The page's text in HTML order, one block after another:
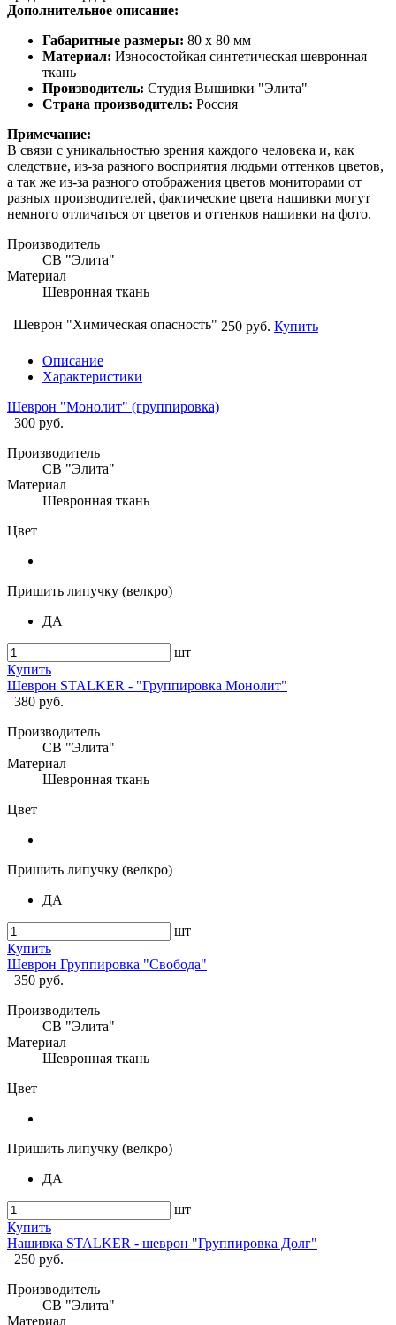
Дополнительное описание:
Габаритные размеры: 80 х 80 мм
Материал: Износостойкая синтетическая шевронная
ткань
Производитель: Студия Вышивки "Элита"
Страна производитель: Россия
Примечание:
В связи с уникальностью зрения каждого человека и, как
следствие, из-за разного восприятия людьми оттенков цветов,
а так же из-за разного отображения цветов мониторами от
разных производителей, фактические цвета нашивки могут
немного отличаться от цветов и оттенков нашивки на фото.
Производитель
СВ "Элита"
Материал
Шевронная ткань
Шеврон "Химическая опасность" 250 руб. Купить
Описание
Характеристики
Шеврон "Монолит" (группировка)
300 руб.
Производитель
СВ "Элита"
Материал
Шевронная ткань
Цвет
Пришить липучку (велкро)
ДА
шт
Купить
Шеврон STALKER - "Группировка Монолит"
380 руб.
Производитель
СВ "Элита"
Материал
Шевронная ткань
Цвет
Пришить липучку (велкро)
ДА
шт
Купить
Шеврон Группировка "Свобода"
350 руб.
Производитель
СВ "Элита"
Материал
Шевронная ткань
Цвет
Пришить липучку (велкро)
ДА
шт
Купить
Нашивка STALKER - шеврон "Группировка Долг"
250 руб.
Производитель
СВ "Элита"
Материал